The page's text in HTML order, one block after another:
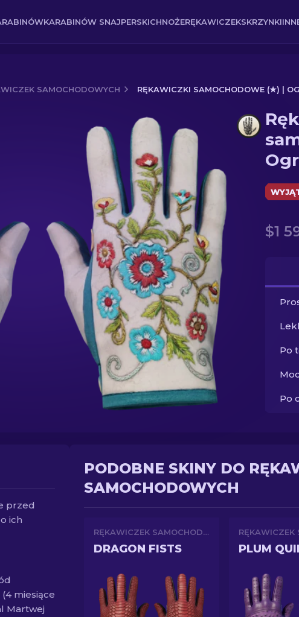
KARABINÓW SNAJPERSKICHNOŻERĘKAWICZEKSKRZYNKI
SAMOCHODOWYCH RĘKAWICZKI SAMOCHODOWE (★) |
(★) | Ogród
$1
Po
Po
przed
ich
miesiące
Martwej
PODOBNE SKINY DO
SAMOCHODOWYCH
RĘKAWICZEK SAMOCHODOWYCH
DRAGON FISTS PLUM